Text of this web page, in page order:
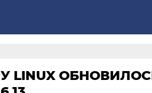
У LINUX